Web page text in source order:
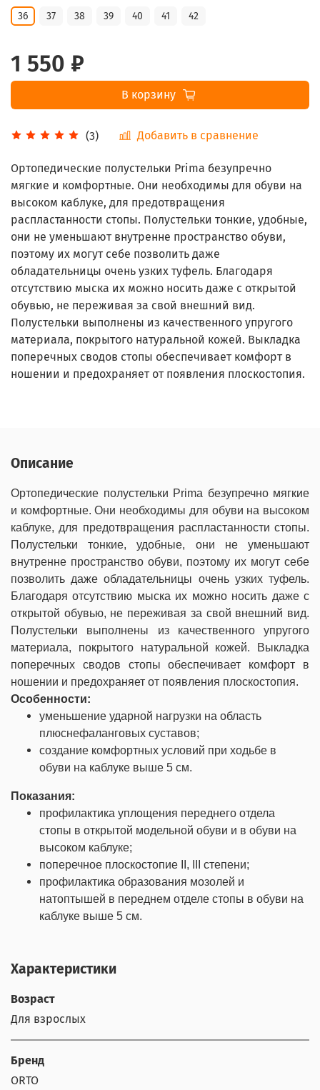
(3) Добавить в сравнение
36 37 38 39 40 41 42
1 550 ₽
В корзину
Ортопедические полустельки Prima безупречно
мягкие и комфортные. Они необходимы для обуви на
высоком каблуке, для предотвращения
распластанности стопы. Полустельки тонкие, удобные,
они не уменьшают внутренне пространство обуви,
поэтому их могут себе позволить даже
обладательницы очень узких туфель. Благодаря
отсутствию мыска их можно носить даже с открытой
обувью, не переживая за свой внешний вид.
Полустельки выполнены из качественного упругого
материала, покрытого натуральной кожей. Выкладка
поперечных сводов стопы обеспечивает комфорт в
ношении и предохраняет от появления плоскостопия.
Описание
Ортопедические полустельки Prima безупречно мягкие
и комфортные. Они необходимы для обуви на высоком
каблуке, для предотвращения распластанности стопы.
Полустельки тонкие, удобные, они не уменьшают
внутренне пространство обуви, поэтому их могут себе
позволить даже обладательницы очень узких туфель.
Благодаря отсутствию мыска их можно носить даже с
открытой обувью, не переживая за свой внешний вид.
Полустельки выполнены из качественного упругого
материала, покрытого натуральной кожей. Выкладка
поперечных сводов стопы обеспечивает комфорт в
ношении и предохраняет от появления плоскостопия.
Особенности:
уменьшение ударной нагрузки на область
плюснефаланговых суставов;
создание комфортных условий при ходьбе в
обуви на каблуке выше 5 см.
Показания:
профилактика уплощения переднего отдела
стопы в открытой модельной обуви и в обуви на
высоком каблуке;
поперечное плоскостопие ΙΙ, ΙΙΙ степени;
профилактика образования мозолей и
натоптышей в переднем отделе стопы в обуви на
каблуке выше 5 см.
Характеристики
Возраст
Для взрослых
Бренд
ORTO